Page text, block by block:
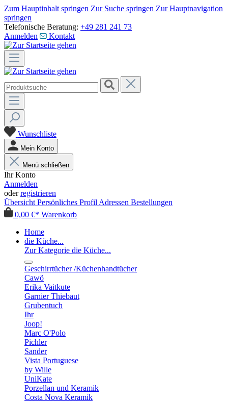
Zum Hauptinhalt springen Zur Suche springen Zur Hauptnavigation
springen
Telefonische Beratung: +49 281 241 73
Anmelden
Kontakt
Wunschliste
Mein Konto
Menü schließen
Ihr Konto
Anmelden
oderregistrieren
Übersicht Persönliches Profil Adressen Bestellungen
0,00 €*Warenkorb
Home
die Küche...
Zur Kategorie die Küche...
Geschirrtücher /Küchenhandtücher
Cawö
Erika Vaitkute
Garnier Thiebaut
Grubentuch
Ihr
Joop!
Marc O'Polo
Pichler
Sander
Vista Portuguese
by Wille
UniKate
Porzellan und Keramik
Costa Nova Keramik